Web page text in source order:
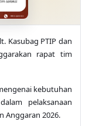
Kasubag PTIP dan
rapat tim
kebutuhan
pelaksanaan
Anggaran 2026.